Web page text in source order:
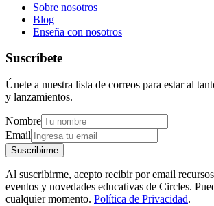
Sobre nosotros
Blog
Enseña con nosotros
Suscríbete
Únete a nuestra lista de correos para estar al
y lanzamientos.
Nombre
Email
Suscribirme
Al suscribirme, acepto recibir por email
eventos y novedades educativas de Circles.
cualquier momento. Política de Privacidad.